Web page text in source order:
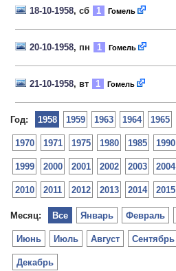
18-10-1958, сб 1 Гомель
20-10-1958, пн 1 Гомель
21-10-1958, вт 1 Гомель
Год: 1958 1959 1963 1964 1965
1970 1971 1975 1980 1985 1990
1999 2000 2001 2002 2003 2004
2010 2011 2012 2013 2014 2015
Месяц: Январь Февраль
Июнь Июль Август Сентябрь
Декабрь
Все